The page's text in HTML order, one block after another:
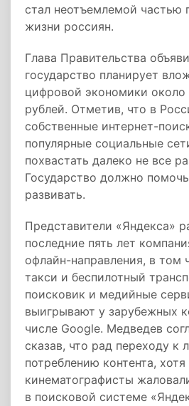
стал неотъемлемой частью
жизни россиян.
Глава Правительства
государство планирует
цифровой экономики около
рублей. Отметив, что в
собственные интернет-
популярные социальные
похвастать далеко не все
Государство должно
развивать.
Представители «Яндекса»
последние пять лет
офлайн-направления, в том
такси и беспилотный
поисковик и медийные
выигрывают у зарубежных
числе Google. Медведев
сказав, что рад переходу к
потреблению контента, хотя
кинематографисты
в поисковой системе